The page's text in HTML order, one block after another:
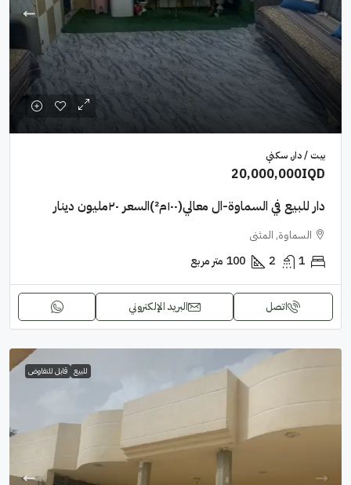
بيت / دار, سكني
20,000,000IQD
دار للبيع في السماوة-ال معالي(١٠٠م²)السعر ٢٠مليون دينار
السماوة, المثنى
1
2
100 متر مربع
اتصل البريد الإلكتروني
للبيع قابل للتفاوض